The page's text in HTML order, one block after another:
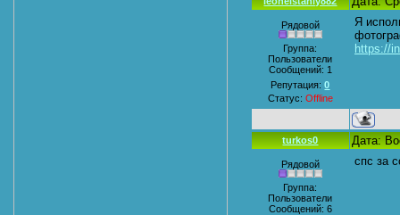
Рядовой
Группа:
Пользователи
Сообщений: 1
Репутация:0
Статус: Offline
Я
https://
turkos0 Дата:
Рядовой
Группа:
Пользователи
Сообщений: 6
спс за